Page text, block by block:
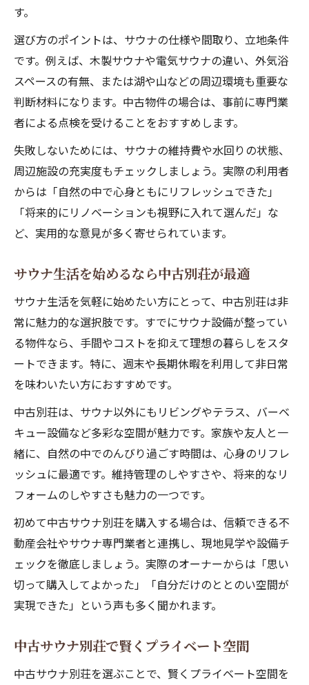
す。
選び方のポイントは、サウナの仕様や間取り、立地条件
です。例えば、木製サウナや電気サウナの違い、外気浴
スペースの有無、または湖や山などの周辺環境も重要な
判断材料になります。中古物件の場合は、事前に専門業
者による点検を受けることをおすすめします。
失敗しないためには、サウナの維持費や水回りの状態、
周辺施設の充実度もチェックしましょう。実際の利用者
からは「自然の中で心身ともにリフレッシュできた」
「将来的にリノベーションも視野に入れて選んだ」な
ど、実用的な意見が多く寄せられています。
サウナ生活を始めるなら中古別荘が最適
サウナ生活を気軽に始めたい方にとって、中古別荘は非
常に魅力的な選択肢です。すでにサウナ設備が整ってい
る物件なら、手間やコストを抑えて理想の暮らしをスタ
ートできます。特に、週末や長期休暇を利用して非日常
を味わいたい方におすすめです。
中古別荘は、サウナ以外にもリビングやテラス、バーベ
キュー設備など多彩な空間が魅力です。家族や友人と一
緒に、自然の中でのんびり過ごす時間は、心身のリフレ
ッシュに最適です。維持管理のしやすさや、将来的なリ
フォームのしやすさも魅力の一つです。
初めて中古サウナ別荘を購入する場合は、信頼できる不
動産会社やサウナ専門業者と連携し、現地見学や設備チ
ェックを徹底しましょう。実際のオーナーからは「思い
切って購入してよかった」「自分だけのととのい空間が
実現できた」という声も多く聞かれます。
中古サウナ別荘で賢くプライベート空間
中古サウナ別荘を選ぶことで、賢くプライベート空間を